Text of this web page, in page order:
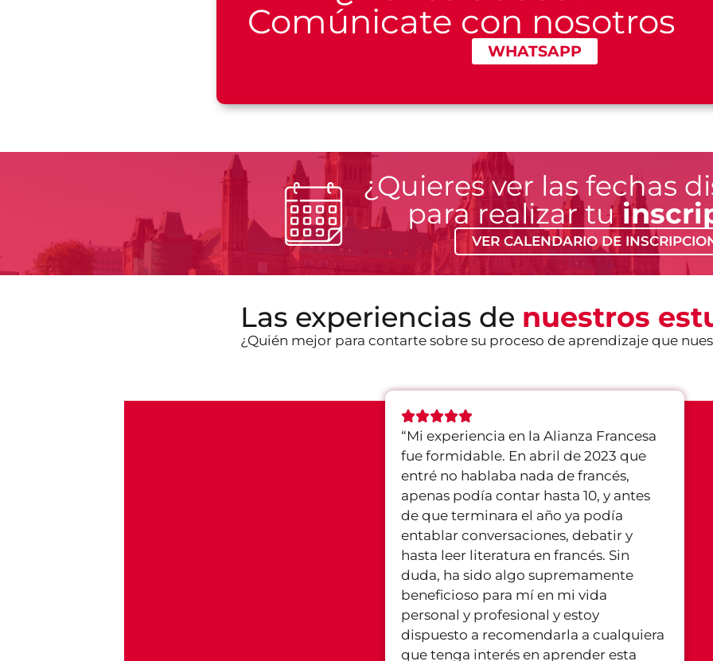
Comúnicate con nosotros
WHATSAPP
¿Quieres ver las fechas
para realizar tu
VER CALENDARIO DE
Las experiencias de nuestros
¿Quién mejor para contarte sobre su proceso de aprendizaje que
“Mi experiencia en la Alianza Francesa
fue formidable. En abril de 2023 que
entré no hablaba nada de francés,
apenas podía contar hasta 10, y antes
de que terminara el año ya podía
entablar conversaciones, debatir y
hasta leer literatura en francés. Sin
duda, ha sido algo supremamente
beneficioso para mí en mi vida
personal y profesional y estoy
dispuesto a recomendarla a cualquiera
que tenga interés en aprender esta